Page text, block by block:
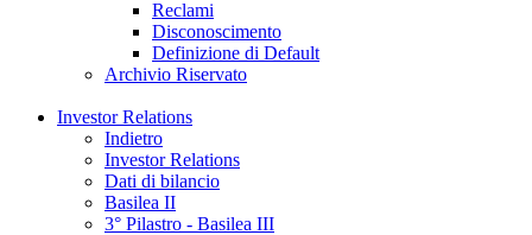
Reclami
Disconoscimento
Definizione di Default
Archivio Riservato
Investor Relations
Indietro
Investor Relations
Dati di bilancio
Basilea II
3° Pilastro - Basilea III